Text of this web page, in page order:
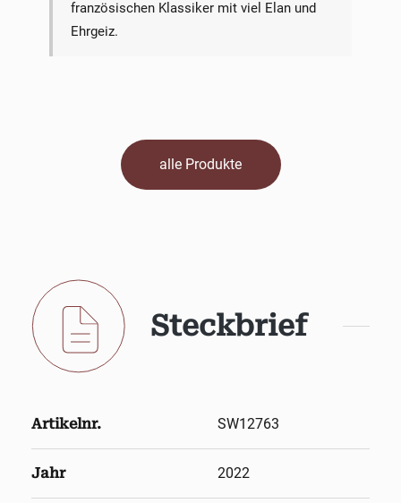
französischen Klassiker mit viel Elan und
Ehrgeiz.
alle Produkte
Steckbrief
Artikelnr. SW12763
Jahr 2022